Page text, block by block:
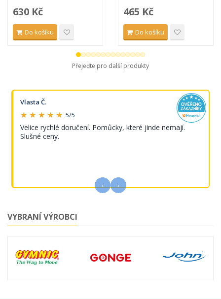
630 Kč
Do košíku
465 Kč
Do košíku
Přejeďte pro další produkty
Vlasta Č.
★ ★ ★ ★ ★ 5/5
Velice rychlé doručení. Pomůcky, které jinde nemají.
Slušné ceny.
‹ ›
VYBRANÍ VÝROBCI